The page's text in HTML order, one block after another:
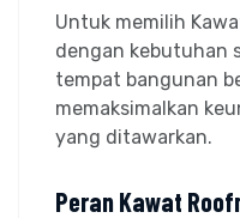
Untuk memilih
dengan kebutuhan
tempat bangunan
memaksimalkan
yang ditawarkan.
Peran Kawat